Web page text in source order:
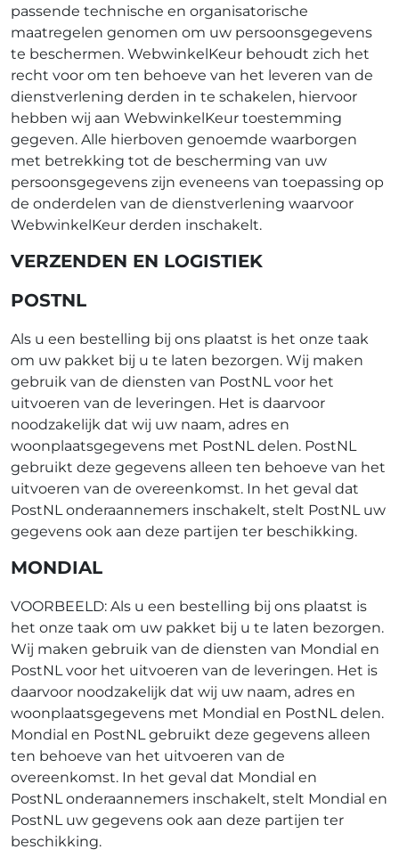
passende technische en organisatorische
maatregelen genomen om uw persoonsgegevens
te beschermen. WebwinkelKeur behoudt zich het
recht voor om ten behoeve van het leveren van de
dienstverlening derden in te schakelen, hiervoor
hebben wij aan WebwinkelKeur toestemming
gegeven. Alle hierboven genoemde waarborgen
met betrekking tot de bescherming van uw
persoonsgegevens zijn eveneens van toepassing op
de onderdelen van de dienstverlening waarvoor
WebwinkelKeur derden inschakelt.
VERZENDEN EN LOGISTIEK
POSTNL
Als u een bestelling bij ons plaatst is het onze taak
om uw pakket bij u te laten bezorgen. Wij maken
gebruik van de diensten van PostNL voor het
uitvoeren van de leveringen. Het is daarvoor
noodzakelijk dat wij uw naam, adres en
woonplaatsgegevens met PostNL delen. PostNL
gebruikt deze gegevens alleen ten behoeve van het
uitvoeren van de overeenkomst. In het geval dat
PostNL onderaannemers inschakelt, stelt PostNL uw
gegevens ook aan deze partijen ter beschikking.
MONDIAL
VOORBEELD: Als u een bestelling bij ons plaatst is
het onze taak om uw pakket bij u te laten bezorgen.
Wij maken gebruik van de diensten van Mondial en
PostNL voor het uitvoeren van de leveringen. Het is
daarvoor noodzakelijk dat wij uw naam, adres en
woonplaatsgegevens met Mondial en PostNL delen.
Mondial en PostNL gebruikt deze gegevens alleen
ten behoeve van het uitvoeren van de
overeenkomst. In het geval dat Mondial en
PostNL onderaannemers inschakelt, stelt Mondial en
PostNL uw gegevens ook aan deze partijen ter
beschikking.